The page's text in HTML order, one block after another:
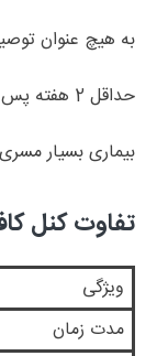
به هیچ عنوان
حداقل 2 هفته پس از قطع کامل علائم صبر کنید
بیماری بسیار
تفاوت کنل
ویژگی
مدت زمان